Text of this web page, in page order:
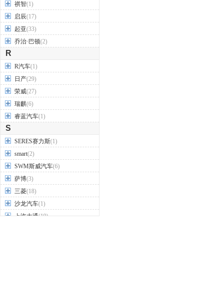
祺智(1)
启辰(17)
起亚(33)
乔治·巴顿(2)
R
R汽车(1)
日产(29)
荣威(27)
瑞麒(6)
睿蓝汽车(1)
S
SERES赛力斯(1)
smart(2)
SWM斯威汽车(6)
萨博(3)
三菱(18)
沙龙汽车(1)
上汽大通(19)